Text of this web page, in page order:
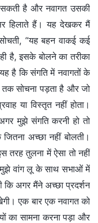
सकती है और नवागत उसकी
हिलाते हैं। यह देखकर मैं
“यह बहन वाकई कई
है, इसके बोलने का तरीका
है कि संगति में नवागतों के
तक सोचना पड़ता है और जो
या विस्तृत नहीं होता।
मुझे संगति करनी हो तो
अच्छा नहीं बोलती।
तरह तुलना में ऐसा तो नहीं
वांग लू के साथ सभाओं में
कि अगर मैंने अच्छा प्रदर्शन
एक बार एक नवागत को
का सामना करना पड़ा और